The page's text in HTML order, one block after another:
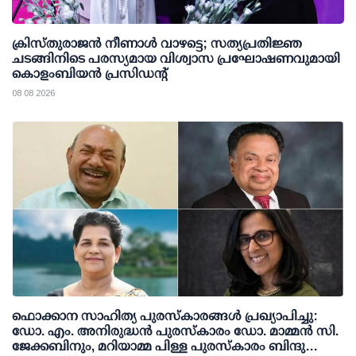
ക്രിസ്തുരാജൻ നീണാൾ വാഴട്ടെ; സത്യപ്രതിജ്ഞ
ചടങ്ങിനിടെ പരസ്യമായ വിശ്വാസ പ്രഘോഷണവുമായി
കൊളംബിയൻ പ്രസിഡന്റ്
08 08 2026
ഫൊക്കാന സാഹിത്യ പുരസ്‌കാരങ്ങള്‍ പ്രഖ്യാപിച്ചു:
ഡോ. എം. അനിരുദ്ധന്‍ പുരസ്‌കാരം ഡോ. മാമ്മന്‍ സി.
ജേക്കബിനും, മറിയാമ്മ പിള്ള പുരസ്‌കാരം ബിന്ദു